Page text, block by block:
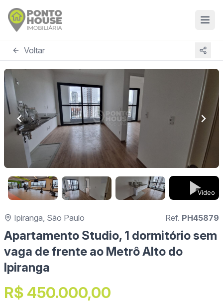
Voltar
Vídeo
Ipiranga, São Paulo Ref. PH45879
Apartamento Studio, 1 dormitório sem
vaga de frente ao Metrô Alto do
Ipiranga
R$ 450.000,00